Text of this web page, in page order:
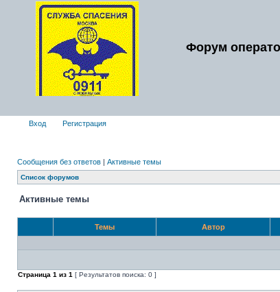
Форум
Вход Регистрация
Сообщения без ответов | Активные темы
Список форумов
Активные темы
Темы Автор
Страница 1 из 1 [ Результатов поиска: 0 ]